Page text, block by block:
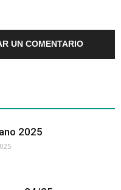
UN COMENTARIO
2025